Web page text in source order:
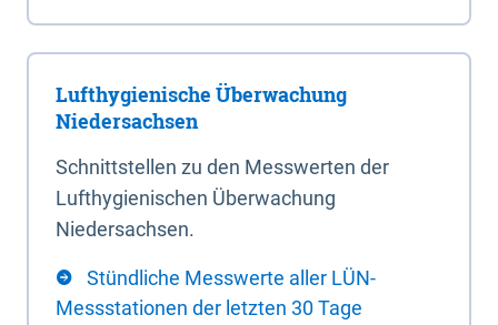
Lufthygienische Überwachung
Niedersachsen
Schnittstellen zu den Messwerten der
Lufthygienischen Überwachung
Niedersachsen.
Stündliche Messwerte aller LÜN-
Messstationen der letzten 30 Tage